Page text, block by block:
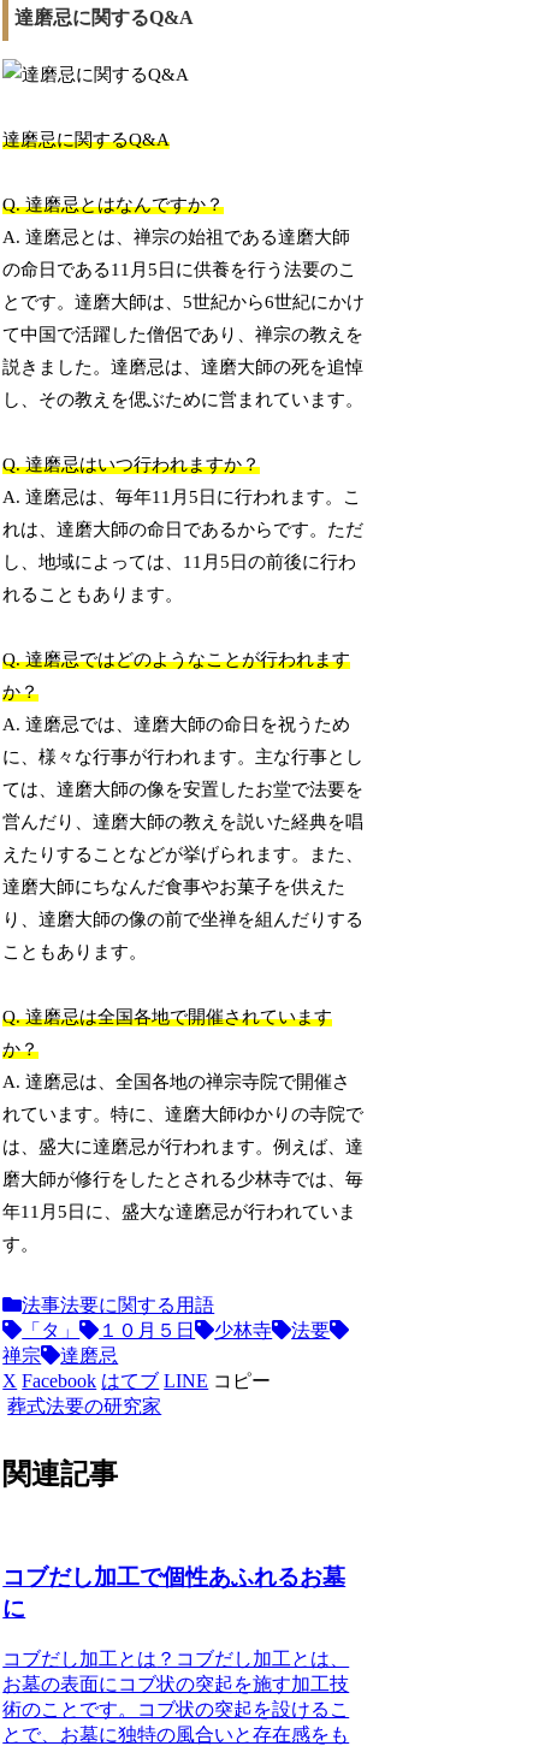
達磨忌に関するQ&A
達磨忌に関するQ&A
Q. 達磨忌とはなんですか？
A. 達磨忌とは、禅宗の始祖である達磨大師
の命日である11月5日に供養を行う法要のこ
とです。達磨大師は、5世紀から6世紀にかけ
て中国で活躍した僧侶であり、禅宗の教えを
説きました。達磨忌は、達磨大師の死を追悼
し、その教えを偲ぶために営まれています。
Q. 達磨忌はいつ行われますか？
A. 達磨忌は、毎年11月5日に行われます。こ
れは、達磨大師の命日であるからです。ただ
し、地域によっては、11月5日の前後に行わ
れることもあります。
Q. 達磨忌ではどのようなことが行われます
か？
A. 達磨忌では、達磨大師の命日を祝うため
に、様々な行事が行われます。主な行事とし
ては、達磨大師の像を安置したお堂で法要を
営んだり、達磨大師の教えを説いた経典を唱
えたりすることなどが挙げられます。また、
達磨大師にちなんだ食事やお菓子を供えた
り、達磨大師の像の前で坐禅を組んだりする
こともあります。
Q. 達磨忌は全国各地で開催されています
か？
A. 達磨忌は、全国各地の禅宗寺院で開催さ
れています。特に、達磨大師ゆかりの寺院で
は、盛大に達磨忌が行われます。例えば、達
磨大師が修行をしたとされる少林寺では、毎
年11月5日に、盛大な達磨忌が行われていま
す。
法事法要に関する用語
「タ」
１０月５日 少林寺
法要
禅宗
達磨忌
X Facebook はてブ LINE コピー
葬式法要の研究家
関連記事
コブだし加工で個性あふれるお墓
に
コブだし加工とは ？コブだし加工とは、
お墓の表面にコブ状の突起を施す加工技
術のことです。コブ状の突起を設けるこ
とで、お墓に独特の風合いと存在感をも